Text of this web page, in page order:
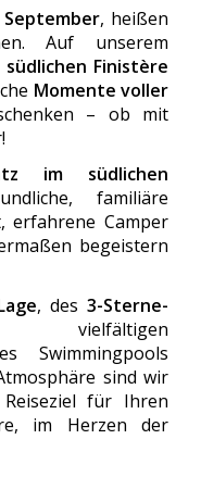
, heißen
Auf unserem
Finistère
Momente voller
– ob mit
im südlichen
familiäre
erfahrene Camper
begeistern
, des3-Sterne-
Swimmingpools
sind wir
für Ihren
im Herzen der